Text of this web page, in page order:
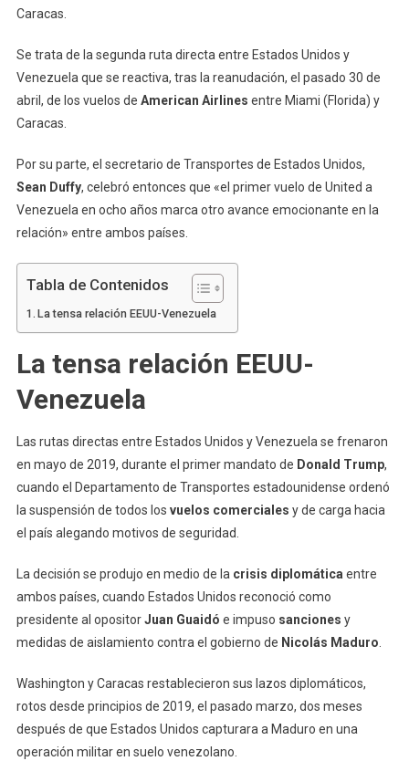
Caracas.
Se trata de la segunda ruta directa entre Estados Unidos y
Venezuela que se reactiva, tras la reanudación, el pasado 30 de
abril, de los vuelos de American Airlines entre Miami (Florida) y
Caracas.
Por su parte, el secretario de Transportes de Estados Unidos,
Sean Duffy, celebró entonces que «el primer vuelo de United a
Venezuela en ocho años marca otro avance emocionante en la
relación» entre ambos países.
Tabla de Contenidos
La tensa relación EEUU-Venezuela
La tensa relación EEUU-
Venezuela
Las rutas directas entre Estados Unidos y Venezuela se frenaron
en mayo de 2019, durante el primer mandato de Donald Trump,
cuando el Departamento de Transportes estadounidense ordenó
la suspensión de todos los vuelos comerciales y de carga hacia
el país alegando motivos de seguridad.
La decisión se produjo en medio de lacrisis diplomáticaentre
ambos países, cuando Estados Unidos reconoció como
presidente al opositorJuan Guaidó e impuso sanciones y
medidas de aislamiento contra el gobierno de Nicolás Maduro.
Washington y Caracas restablecieron sus lazos diplomáticos,
rotos desde principios de 2019, el pasado marzo, dos meses
después de que Estados Unidos capturara a Maduro en una
operación militar en suelo venezolano.